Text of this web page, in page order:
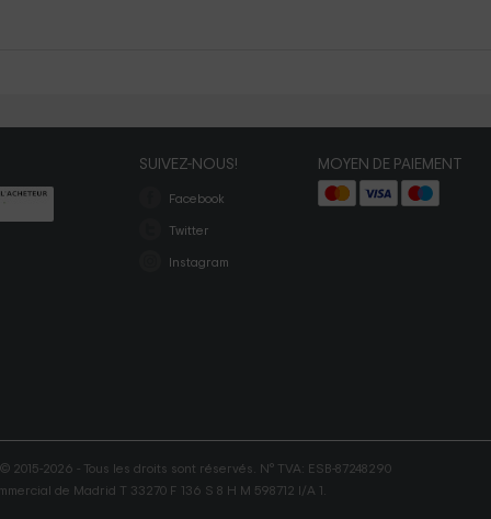
SUIVEZ-NOUS!
Facebook
Twitter
Instagram
MOYEN DE PAIEMENT
2015-2026 - Tous les droits sont réservés. N° TVA: ESB-87248290
de Madrid T 33270 F 136 S 8 H M 598712 I/A 1.